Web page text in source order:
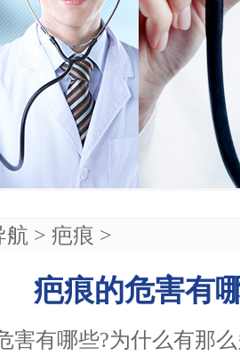
航 > 疤痕 >
疤痕的危害有
有哪些?为什么有那么